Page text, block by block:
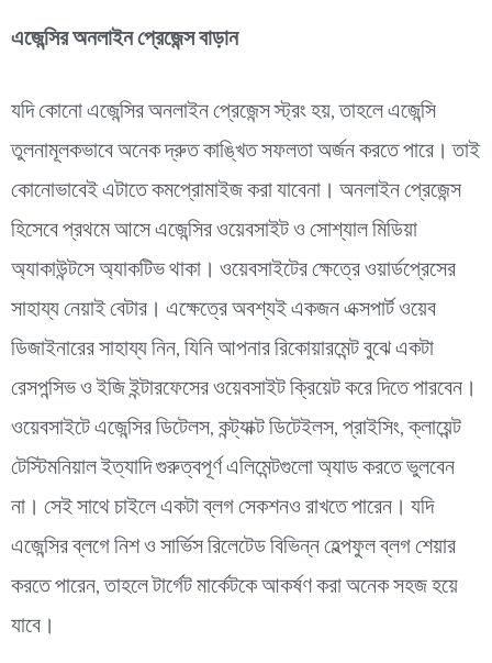
এজেন্সির অনলাইন প্রেজেন্স বাড়ান
যদি কোনো এজেন্সির অনলাইন প্রেজেন্স স্ট্রং হয়, তাহলে এজেন্সি
তুলনামূলকভাবে অনেক দ্রুত কাঙ্খিত সফলতা অর্জন করতে পারে। তাই
কোনোভাবেই এটাতে কমপ্রোমাইজ করা যাবেনা। অনলাইন প্রেজেন্স
হিসেবে প্রথমে আসে এজেন্সির ওয়েবসাইট ও সোশ্যাল মিডিয়া
অ্যাকাউন্টসে অ্যাকটিভ থাকা। ওয়েবসাইটের ক্ষেত্রে ওয়ার্ডপ্রেসের
সাহায্য নেয়াই বেটার। এক্ষেত্রে অবশ্যই একজন এক্সপার্ট ওয়েব
ডিজাইনারের সাহায্য নিন, যিনি আপনার রিকোয়ারমেন্ট বুঝে একটা
রেসপন্সিভ ও ইজি ইন্টারফেসের ওয়েবসাইট ক্রিয়েট করে দিতে পারবেন।
ওয়েবসাইটে এজেন্সির ডিটেলস, কন্ট্যাক্ট ডিটেইলস, প্রাইসিং, ক্লায়েন্ট
টেস্টিমনিয়াল ইত্যাদি গুরুত্বপূর্ণ এলিমেন্টগুলো অ্যাড করতে ভুলবেন
না। সেই সাথে চাইলে একটা ব্লগ সেকশনও রাখতে পারেন। যদি
এজেন্সির ব্লগে নিশ ও সার্ভিস রিলেটেড বিভিন্ন হেল্পফুল ব্লগ শেয়ার
করতে পারেন, তাহলে টার্গেট মার্কেটকে আকর্ষণ করা অনেক সহজ হয়ে
যাবে।